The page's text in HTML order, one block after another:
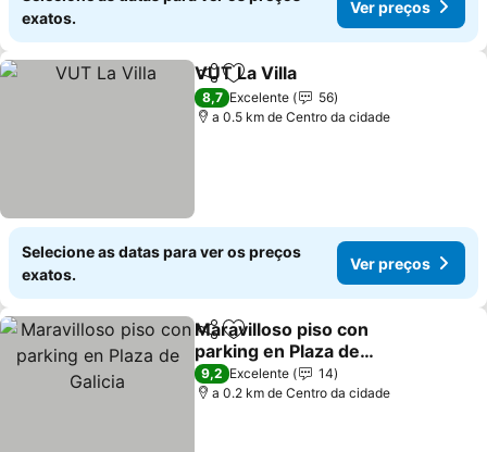
exatos.
Ver preços
PartilharAdicionar aos favoritos
VUT La Villa
8,7 Excelente
56
a 0.5 km de Centro da cidade
Selecione as datas para ver os preços
exatos.
Ver preços
PartilharAdicionar aos favoritos
Maravilloso piso con
parking en Plaza de
Galicia
9,2 Excelente
14
a 0.2 km de Centro da cidade